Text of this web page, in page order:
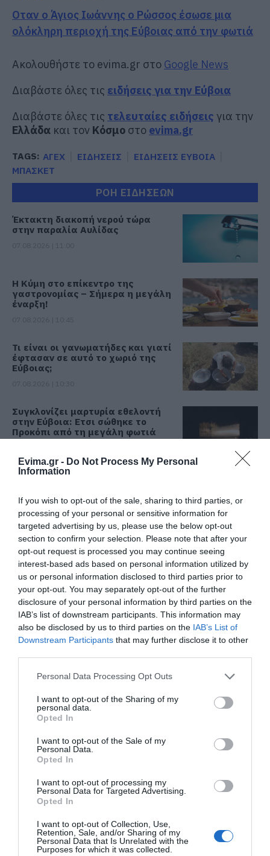
Evima.gr - Do Not Process My Personal
Information
If you wish to opt-out of the sale, sharing to third parties, or
processing of your personal or sensitive information for
targeted advertising by us, please use the below opt-out
section to confirm your selection. Please note that after your
opt-out request is processed you may continue seeing
interest-based ads based on personal information utilized by
us or personal information disclosed to third parties prior to
your opt-out. You may separately opt-out of the further
disclosure of your personal information by third parties on the
IAB’s list of downstream participants. This information may
also be disclosed by us to third parties on the IAB’s List of
Downstream Participants that may further disclose it to other
Please note that this website/app uses one or more Google
not limited to your visit or usage behaviour. You may click to
grant or deny consent to Google and its third-party tags to
use your data for below specified purposes in below Google
consent section.
Personal Data Processing Opt Outs
I want to opt-out of the Sharing of my
personal data.
Opted In
I want to opt-out of the Sale of my
Personal Data.
Opted In
I want to opt-out of processing my
Personal Data for Targeted Advertising.
Opted In
I want to opt-out of Collection, Use,
Retention, Sale, and/or Sharing of my
Personal Data that Is Unrelated with the
Purposes for which it was collected.
Οταν ο Άγιος Ιωάννης ο Ρώσσος έσωσε μια
ολόκληρη περιοχή της Εύβοιας από την φωτιά
Ακολουθήστε το evima.gr στο Google News
Διαβάστε όλες τις ειδήσεις για την Εύβοια
Διαβάστε όλες τις τελευταίες ειδήσεις για την
Ελλάδα και τον Κόσμο στο evima.gr
TAGS: ΑΓΕΧ ΕΙΔΗΣΕΙΣ
ΕΙΔΗΣΕΙΣ ΕΥΒΟΙΑ
ΜΠΑΣΚΕΤ
ΡΟΗ ΕΙΔΗΣΕΩΝ
Έκτακτη διακοπή νερού τώρα
στην παραλία Αυλίδας
Η Κύμη στο επίκεντρο της
γαστρονομίας – Σήμερα η μεγάλη
έναρξη!
Τι είναι οι γανωματήδες και γιατί
έφτασαν σε αυτό το χωριό της
Εύβοιας;
Συγκλονίζει μαρτυρία εθελοντή
στην Εύβοια: Ετσι σώθηκε το
Προκόπι από τη μεγάλη φωτιά
(vid)
07.08.2026 | 10:15
στο «Παλιό Πιθάρι»!
07.08.2026 | 10:00
Σίμος Κεδίκογλου: Η κίνηση του
βουλευτή που «τρέλανε»
εθελοντές στην Εύβοια
07.08.2026 | 09:45
Ιός Δυτικού Νείλου: 65 κρούσματα
στην Ελλάδα – Έξι νεκροί και 20
ασθενείς σε νοσηλεία
Υπό έλεγχο η φωτιά στην Σκύρο –
Συνελήφθη μία 63χρονη γυναίκα
07.08.2026 | 09:15
Εύβοια: Σε αυτό το γραφικό χωριό
μοίρασαν Κεσκέσι τη
Μεταμόρφωση του Σωτήρος
Ποιες περιοχές δεν θα έχουν
07.08.2026 | 08:45
Όλες οι τελευταίες ειδήσεις
ΠΕΡΙΣΣΟΤΕΡΑ ΑΠΟ ΕΙΔΗΣΕΙΣ ΕΥΒΟΙΑ
Έκτακτη διακοπή
παραλία Αυλίδας
Σήμερα η μεγάλη
έναρξη!